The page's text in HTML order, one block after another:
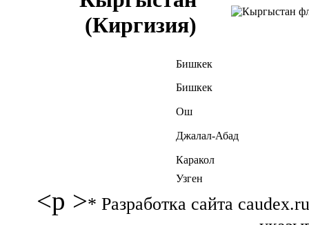
(Киргизия)
Бишкек
Бишкек
Ош
Джалал-Абад
Каракол
Узген
<p >* Разработка сайта